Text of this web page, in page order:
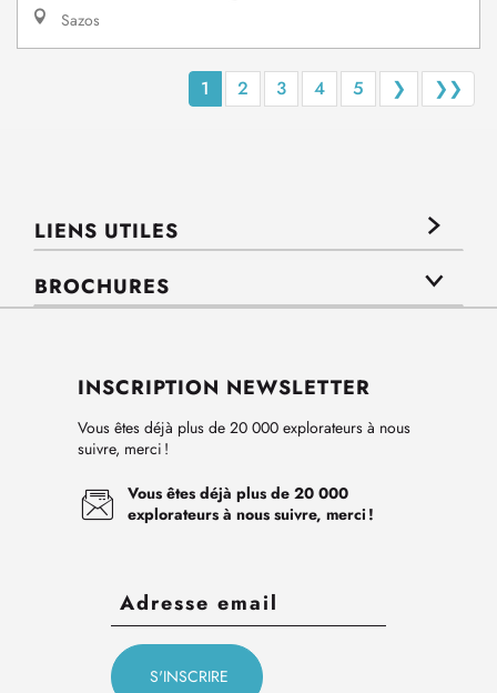
Sazos
1 2 3 4 5 ❯ ❯❯
LIENS UTILES
BROCHURES
INSCRIPTION NEWSLETTER
Vous êtes déjà plus de 20 000 explorateurs à nous
suivre, merci !
Vous êtes déjà plus de 20 000
explorateurs à nous suivre, merci !